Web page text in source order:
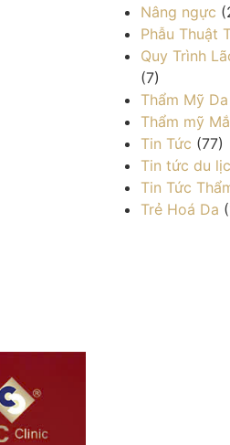
Nâng ngực
Phẫu Thuật
Quy Trình
(7)
Thẩm Mỹ Da
Thẩm mỹ
Tin Tức (77)
Tin tức du
Tin Tức
Trẻ Hoá Da